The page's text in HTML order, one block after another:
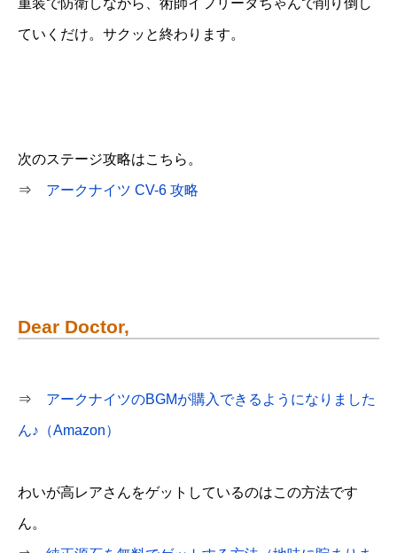
重装で防衛しながら、術師イフリータちゃんで削り倒し
ていくだけ。サクッと終わります。
次のステージ攻略はこちら。
⇒ アークナイツ CV-6 攻略
Dear Doctor,
⇒ アークナイツのBGMが購入できるようになりました
ん♪（Amazon）
わいが高レアさんをゲットしているのはこの方法です
ん。